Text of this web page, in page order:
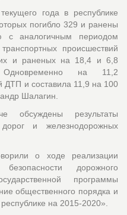
года в республике
погибло 329 и ранены
с аналогичным периодом
происшествий
и раненых на 18,4 и 6,8
Одновременно на 11,2
ДТП и составила 11,9 на 100
Шалагин.
обсуждены результаты
дорог и железнодорожных
о ходе реализации
дорожного
программы
общественного порядка и
на 2015-2020».